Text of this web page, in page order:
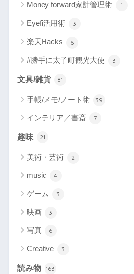
Money forward家計管理術 1
Eyefi活用術 3
楽天Hacks 6
#勝手に太子町観光大使 3
文具/雑貨 81
手帳/メモ/ノート術 39
インテリア／書斎 7
趣味 21
美術・芸術 2
music 4
ゲーム 3
映画 3
写真 6
Creative 3
読み物 163